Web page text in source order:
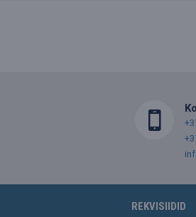
REKVISIIDID